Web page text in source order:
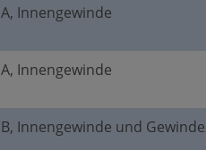
A, Innengewinde
A, Innengewinde
B, Innengewinde und